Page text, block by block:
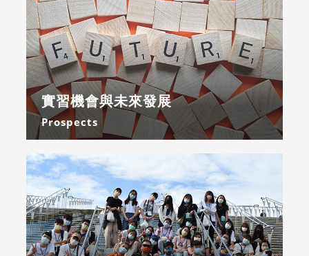
實習機會與未來發展
Prospects